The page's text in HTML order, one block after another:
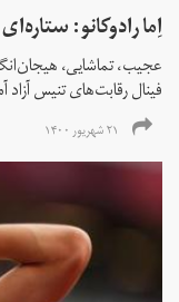
اِما رادوکانو:
عجیب، تماشایی،
فینال رقابت‌های تنیس
۲۱ شهریور ۱۴۰۰